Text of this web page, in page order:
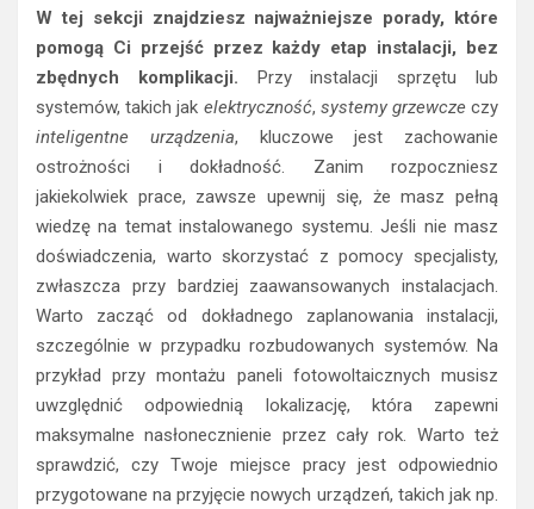
W tej sekcji znajdziesz najważniejsze porady, które
pomogą Ci przejść przez każdy etap instalacji, bez
zbędnych komplikacji. Przy instalacji sprzętu lub
systemów, takich jak elektryczność, systemy grzewcze czy
inteligentne urządzenia, kluczowe jest zachowanie
ostrożności i dokładność. Zanim rozpoczniesz
jakiekolwiek prace, zawsze upewnij się, że masz pełną
wiedzę na temat instalowanego systemu. Jeśli nie masz
doświadczenia, warto skorzystać z pomocy specjalisty,
zwłaszcza przy bardziej zaawansowanych instalacjach.
Warto zacząć od dokładnego zaplanowania instalacji,
szczególnie w przypadku rozbudowanych systemów. Na
przykład przy montażu paneli fotowoltaicznych musisz
uwzględnić odpowiednią lokalizację, która zapewni
maksymalne nasłonecznienie przez cały rok. Warto też
sprawdzić, czy Twoje miejsce pracy jest odpowiednio
przygotowane na przyjęcie nowych urządzeń, takich jak np.